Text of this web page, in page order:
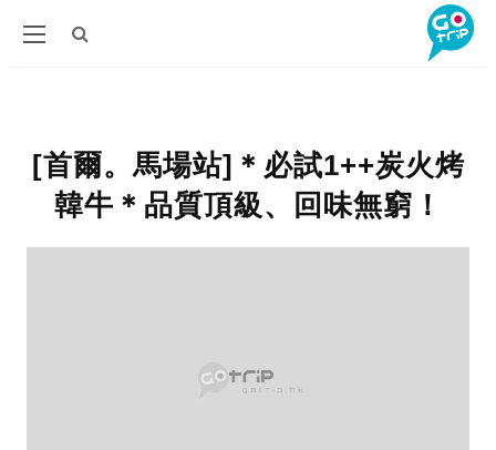
[首爾。馬場站]＊必試1++炭火烤
韓牛＊品質頂級、回味無窮！